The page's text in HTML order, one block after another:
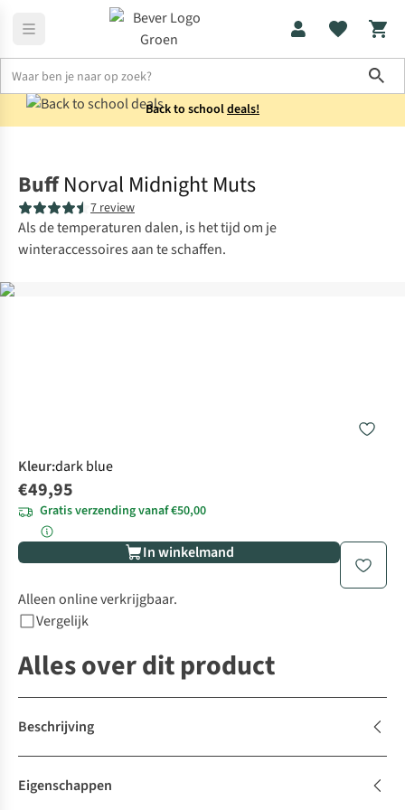
Back to schooldeals!
Buff Norval Midnight Muts
7 review
Als de temperaturen dalen, is het tijd om je
winteraccessoires aan te schaffen.
Kleur:dark blue
€49,95
Gratis verzending vanaf €50,00
In winkelmand
Alleen online verkrijgbaar.
Vergelijk
Alles over dit product
Beschrijving
Eigenschappen